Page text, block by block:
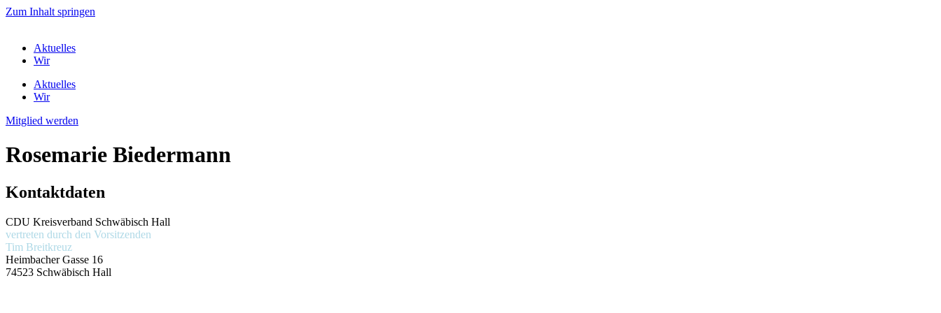
Zum Inhalt springen
Aktuelles
Wir
Aktuelles
Wir
Mitglied werden
Rosemarie Biedermann
Kontaktdaten
CDU Kreisverband Schwäbisch Hall
vertreten durch den Vorsitzenden
Tim Breitkreuz
Heimbacher Gasse 16
74523 Schwäbisch Hall